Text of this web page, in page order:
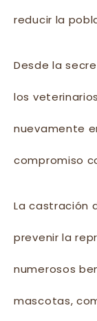
reducir la
Desde la
los
nuevamente
compromiso
La castración
prevenir la
numerosos
mascotas,